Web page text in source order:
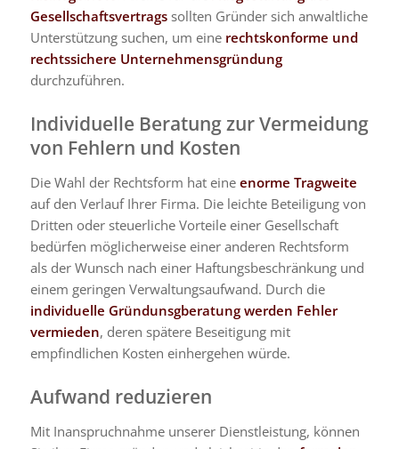
Gesellschaftsvertragssollten Gründer sich anwaltliche
Unterstützung suchen, um eine rechtskonforme und
rechtssichere Unternehmensgründung
durchzuführen.
Individuelle Beratung zur Vermeidung
von Fehlern und Kosten
Die Wahl der Rechtsform hat eine enorme Tragweite
auf den Verlauf Ihrer Firma. Die leichte Beteiligung von
Dritten oder steuerliche Vorteile einer Gesellschaft
bedürfen möglicherweise einer anderen Rechtsform
als der Wunsch nach einer Haftungsbeschränkung und
einem geringen Verwaltungsaufwand. Durch die
individuelle Gründunsgberatung werden Fehler
vermieden, deren spätere Beseitigung mit
empfindlichen Kosten einhergehen würde.
Aufwand reduzieren
Mit Inanspruchnahme unserer Dienstleistung, können